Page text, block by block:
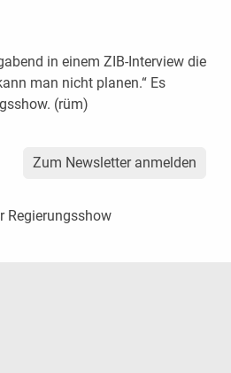
in einem ZIB-Interview die
man nicht planen.“ Es
(rüm)
Zum Newsletter anmelden
Regierungsshow